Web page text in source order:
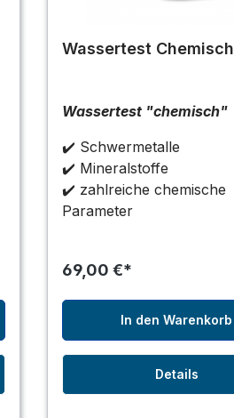
Wassertest Chemisch
Wassertest "chemisch"
✔️ Schwermetalle
✔️ Mineralstoffe
✔️ zahlreiche chemische
Parameter
69,00 €*
In den Warenkorb
Details